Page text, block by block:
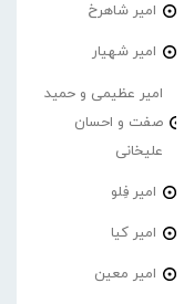
امیر شاهرخ
امیر شهیار
امیر عظیمی و حمید
صفت و احسان
علیخانی
امیر فِلو
امیر کیا
امیر معین